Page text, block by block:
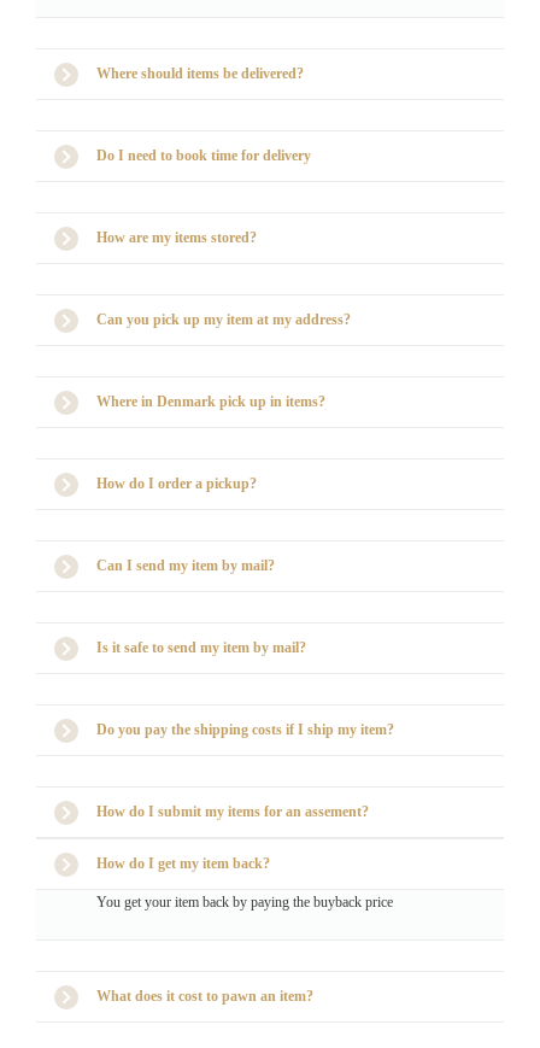
Where should items be delivered?
Do I need to book time for delivery
How are my items stored?
Can you pick up my item at my address?
Where in Denmark pick up in items?
How do I order a pickup?
Can I send my item by mail?
Is it safe to send my item by mail?
Do you pay the shipping costs if I ship my item?
How do I submit my items for an assement?
How do I get my item back?
You get your item back by paying the buyback price
What does it cost to pawn an item?